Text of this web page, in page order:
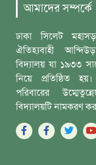
আমাদের সম্পর্কে
ঢাকা সিলেট
ঐতিহ্যবাহী
বিদ্যালয় যা ১৯৩৩
নিয়ে প্রতিষ্ঠিত
পরিবারের
বিদ্যালয়টি নামকরণ